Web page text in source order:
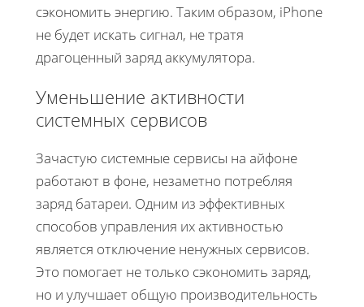
сэкономить энергию. Таким образом, iPhone
не будет искать сигнал, не тратя
драгоценный заряд аккумулятора.
Уменьшение активности
системных сервисов
Зачастую системные сервисы на айфоне
работают в фоне, незаметно потребляя
заряд батареи. Одним из эффективных
способов управления их активностью
является отключение ненужных сервисов.
Это помогает не только сэкономить заряд,
но и улучшает общую производительность